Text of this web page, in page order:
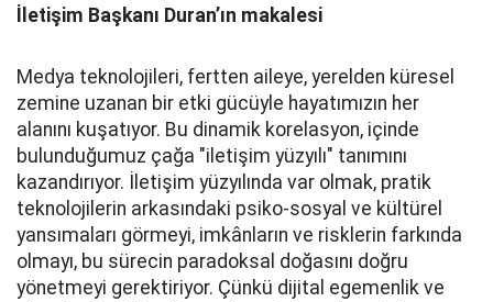
İletişim Başkanı Duran’ın makalesi
Medya teknolojileri, fertten aileye, yerelden küresel
zemine uzanan bir etki gücüyle hayatımızın her
alanını kuşatıyor. Bu dinamik korelasyon, içinde
bulunduğumuz çağa "iletişim yüzyılı" tanımını
kazandırıyor. İletişim yüzyılında var olmak, pratik
teknolojilerin arkasındaki psiko-sosyal ve kültürel
yansımaları görmeyi, imkânların ve risklerin farkında
olmayı, bu sürecin paradoksal doğasını doğru
yönetmeyi gerektiriyor. Çünkü dijital egemenlik ve